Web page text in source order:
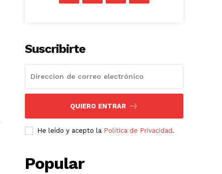
Suscribirte
QUIERO ENTRAR
He leído y acepto la Política de Privacidad .
Popular